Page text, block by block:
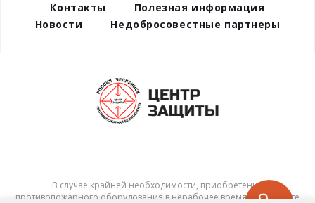
Контакты
Полезная информация
Новости
Недобросовестные партнеры
В случае крайней необходимости, приобретения
противопожарного оборудования в нерабочее время – позвоните